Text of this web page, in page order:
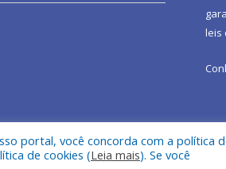
leis
Mapa do Site
portal, você concorda com a política
de cookies (Leia mais). Se você